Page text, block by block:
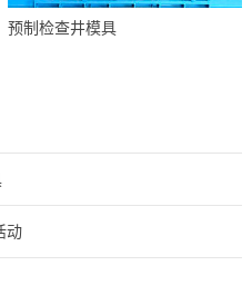
预制检查井模具
动